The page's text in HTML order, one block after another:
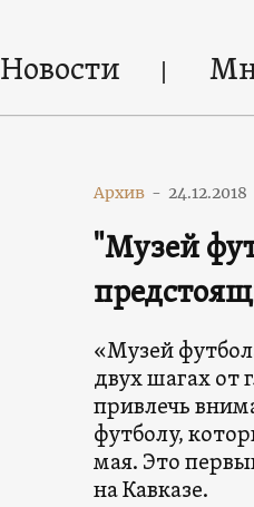
Новости
Архив - 24.12.2018
"Музей
«Музей
двух шагах от
привлечь
футболу,
мая. Это
на Кавказе.